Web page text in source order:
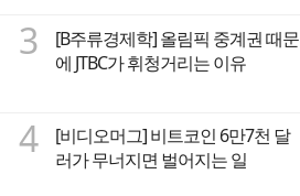
3
[B주류경제학] 올림픽 중계권 때문
에 JTBC가 휘청거리는 이유
4
[비디오머그] 비트코인 6만7천 달
러가 무너지면 벌어지는 일